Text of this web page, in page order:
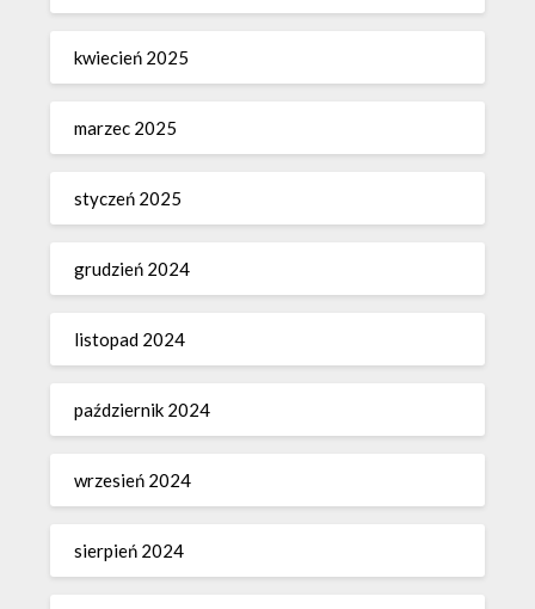
kwiecień 2025
marzec 2025
styczeń 2025
grudzień 2024
listopad 2024
październik 2024
wrzesień 2024
sierpień 2024